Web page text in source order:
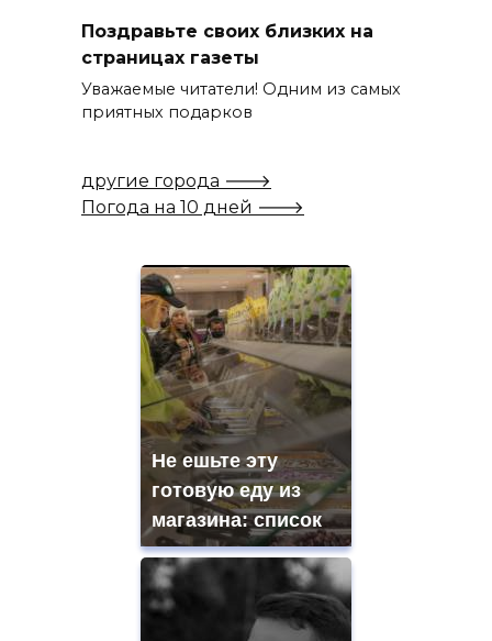
Поздравьте своих близких на
страницах газеты
Уважаемые читатели! Одним из самых
приятных подарков
другие города 🡒
Погода на 10 дней 🡒
Не ешьте эту
готовую еду из
магазина: список